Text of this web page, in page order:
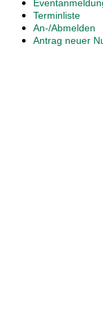
Terminliste
An-/Abmelden
Antrag neuer